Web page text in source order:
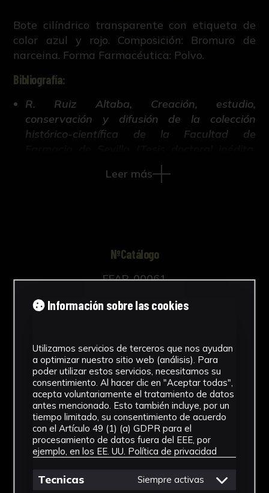
Bote cilíndrico transparente con etiqueta de
color azul y rojo. Composición: Bromuro de
narceina. Forma Farmacéutica: Polvo.
Bibliografía:
R. Ruiz Altaba, Creación, estudio,
conservación y difusión de la colección
histórico-científica de la Facultad de
421-663, Universidad de Sevilla, 2018).
Leer más
NºCatálogo
FFAR-00061
Tipología
Cronología
SF
Materiales
Vidrio
Ubicación
Facultad de Farmacia
Información sobre las cookies
Utilizamos servicios de terceros que nos ayudan
a optimizar nuestro sitio web (análisis). Para
poder utilizar estos servicios, necesitamos su
consentimiento. Al hacer clic en "Aceptar todas",
acepta voluntariamente el tratamiento de datos
antes mencionado. Esto también incluye, por un
tiempo limitado, su consentimiento de acuerdo
con el Artículo 49 (1) (a) GDPR para el
procesamiento de datos fuera del EEE, por
ejemplo, en los EE. UU. Política de privacidad
Tecnicas Siempre activas